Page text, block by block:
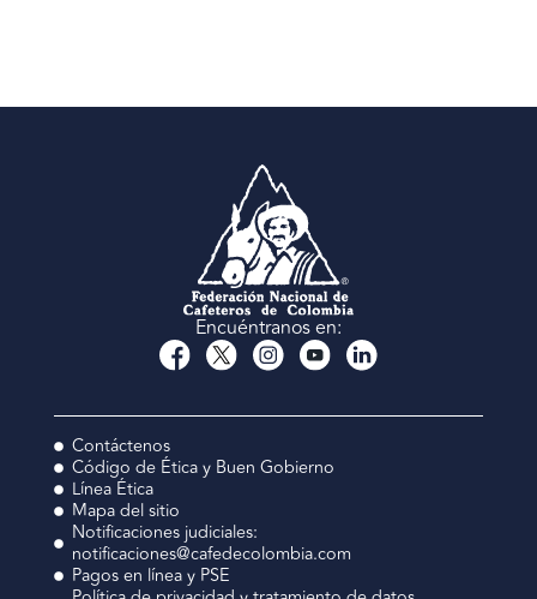
Encuéntranos en:
Contáctenos
Código de Ética y Buen Gobierno
Línea Ética
Mapa del sitio
Notificaciones judiciales:
notificaciones@cafedecolombia.com
Pagos en línea y PSE